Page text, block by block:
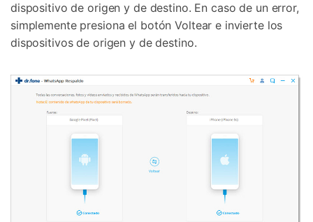
dispositivo de origen y de destino. En caso de un error,
simplemente presiona el botón Voltear e invierte los
dispositivos de origen y de destino.